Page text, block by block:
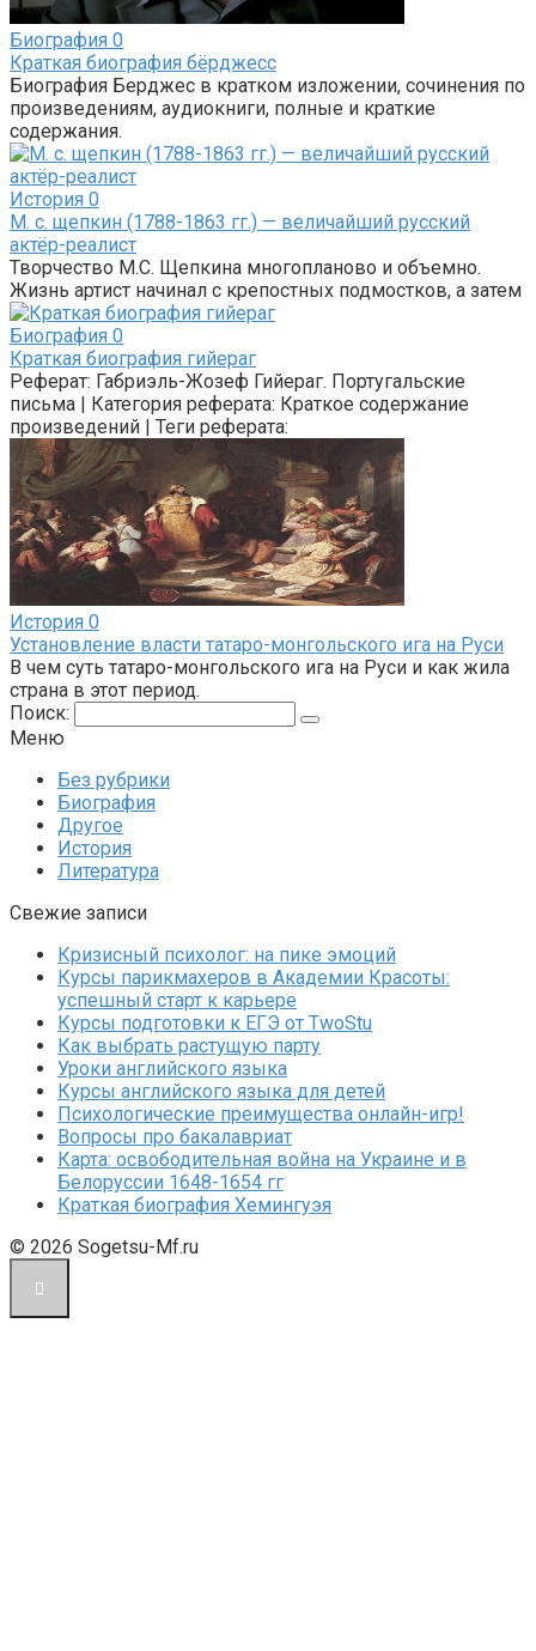
Биография 0
Краткая биография бёрджесс
Биография Берджес в кратком изложении, сочинения по
произведениям, аудиокниги, полные и краткие
содержания.
История 0
М. с. щепкин (1788-1863 гг.) — величайший русский
актёр-реалист
Творчество М.С. Щепкина многопланово и объемно.
Жизнь артист начинал с крепостных подмостков, а затем
Биография 0
Краткая биография гийераг
Реферат: Габриэль-Жозеф Гийераг. Португальские
письма | Категория реферата: Краткое содержание
произведений | Теги реферата:
История 0
Установление власти татаро-монгольского ига на Руси
В чем суть татаро-монгольского ига на Руси и как жила
страна в этот период.
Поиск:
Меню
Без рубрики
Биография
Другое
История
Литература
Свежие записи
Кризисный психолог: на пике эмоций
Курсы парикмахеров в Академии Красоты:
успешный старт к карьере
Курсы подготовки к ЕГЭ от TwoStu
Как выбрать растущую парту
Уроки английского языка
Курсы английского языка для детей
Психологические преимущества онлайн-игр!
Вопросы про бакалавриат
Карта: освободительная война на Украине и в
Белоруссии 1648-1654 гг
Краткая биография Хемингуэя
© 2026 Sogetsu-Mf.ru